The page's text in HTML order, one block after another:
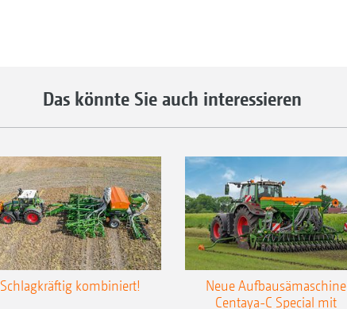
Das könnte Sie auch interessieren
Schlagkräftig kombiniert!
Neue Aufbausämaschine
Centaya-C Special mit